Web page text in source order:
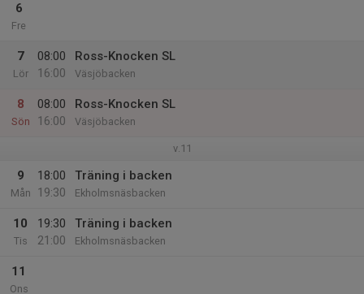
6
Fre
7
Lör
08:00
16:00
Ross-Knocken SL
Väsjöbacken
8
Sön
08:00
16:00
Ross-Knocken SL
Väsjöbacken
v.11
9
Mån
18:00
19:30
Träning i backen
Ekholmsnäsbacken
10
Tis
19:30
21:00
Träning i backen
Ekholmsnäsbacken
11
Ons